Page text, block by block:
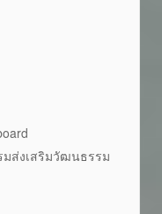
มส่งเสริมวัฒนธรรม